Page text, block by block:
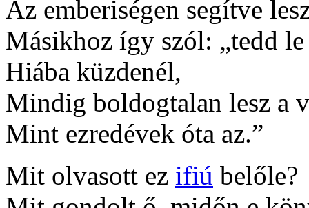
Az emberiségen segítve
Másikhoz így szól: „tedd
Hiába küzdenél,
Mindig boldogtalan lesz a
Mint ezredévek óta az.”
Mit olvasott ez ifiú belőle?